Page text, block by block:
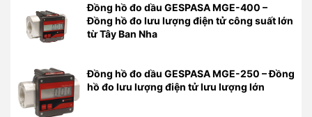
Đồng hồ đo dầu GESPASA MGE-400 –
Đồng hồ đo lưu lượng điện tử công suất lớn
từ Tây Ban Nha
Đồng hồ đo dầu GESPASA MGE-250 – Đồng
hồ đo lưu lượng điện tử lưu lượng lớn